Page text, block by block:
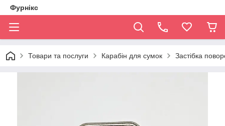
Фурнікс
Товари та послуги Карабін для сумок Застібка